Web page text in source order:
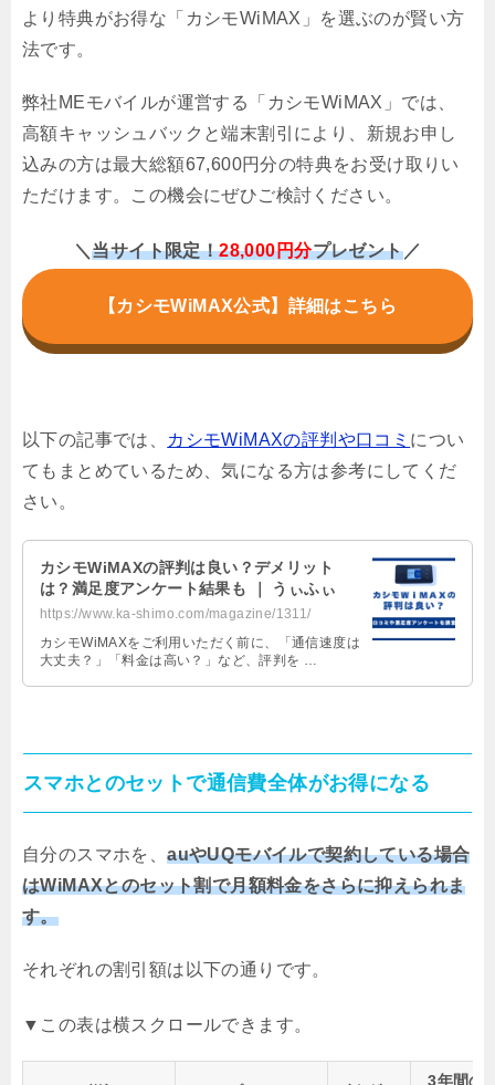
より特典がお得な「カシモWiMAX」を選ぶのが賢い方
法です。
弊社MEモバイルが運営する「カシモWiMAX」では、
高額キャッシュバックと端末割引により、新規お申し
込みの方は最大総額67,600円分の特典をお受け取りい
ただけます。この機会にぜひご検討ください。
＼当サイト限定！28,000円分プレゼント／
【カシモWiMAX公式】詳細はこちら
以下の記事では、 カシモWiMAXの評判や口コミ につい
てもまとめているため、気になる方は参考にしてくだ
さい。
カシモWiMAXの評判は良い？デメリット
は？満足度アンケート結果も ｜ うぃふぃ
https://www.ka-shimo.com/magazine/1311/
カシモWiMAXをご利用いただく前に、「通信速度は
大丈夫？」「料金は高い？」など、評判を …
スマホとのセットで通信費全体がお得になる
自分のスマホを、auやUQモバイルで契約している場合
はWiMAXとのセット割で月額料金をさらに抑えられま
す。
それぞれの割引額は以下の通りです。
3年間の